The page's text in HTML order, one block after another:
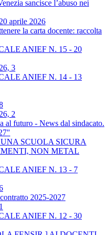
sancisce l’abuso nei
aprile 2026
la carta docente: raccolta
ANIEF N. 15 - 20
3
ANIEF N. 14 - 13
2
al futuro - News dal sindacato.
SCUOLA SICURA
NON METAL
ANIEF N. 13 - 7
2025-2027
ANIEF N. 12 - 30